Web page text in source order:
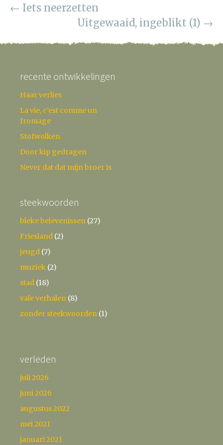
Post
navigation
← Iets neerzetten
Uitgewaaid, ingeblikt (1) →
recente ontwikkelingen
Haar verlies
La vie, c’est comme un
fromage
Stofwolken
Door kip gedragen
Never dat dat mijn broer is
steekwoorden
bleke belevenissen (27)
Friesland (2)
jeugd (7)
muziek (2)
stad (18)
vale verhalen (8)
zonder steekwoorden (1)
verleden
juli 2026
juni 2026
augustus 2022
mei 2021
januari 2021